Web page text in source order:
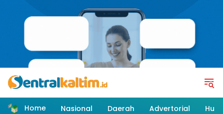
Home Nasional Daerah Advertorial